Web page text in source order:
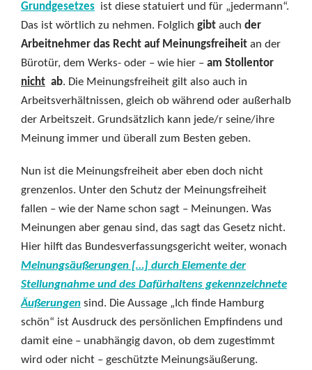
Grundgesetzes ist diese statuiert und für „jedermann“.
Das ist wörtlich zu nehmen. Folglich gibt auch der
Arbeitnehmer das Recht auf Meinungsfreiheit an der
Bürotür, dem Werks- oder – wie hier – am Stollentor
nicht ab. Die Meinungsfreiheit gilt also auch in
Arbeitsverhältnissen, gleich ob während oder außerhalb
der Arbeitszeit. Grundsätzlich kann jede/r seine/ihre
Meinung immer und überall zum Besten geben.
Nun ist die Meinungsfreiheit aber eben doch nicht
grenzenlos. Unter den Schutz der Meinungsfreiheit
fallen – wie der Name schon sagt – Meinungen. Was
Meinungen aber genau sind, das sagt das Gesetz nicht.
Hier hilft das Bundesverfassungsgericht weiter, wonach
Meinungsäußerungen […] durch Elemente der
Stellungnahme und des Dafürhaltens gekennzeichnete
Äußerungen sind. Die Aussage „Ich finde Hamburg
schön“ ist Ausdruck des persönlichen Empfindens und
damit eine – unabhängig davon, ob dem zugestimmt
wird oder nicht – geschützte Meinungsäußerung.